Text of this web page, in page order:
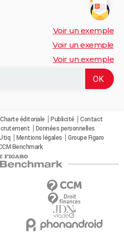
Voir un exemple
Voir un exemple
Voir un exemple
Charte éditoriale Publicité
Contact
Données personnelles
Mentions légales
Groupe Figaro
Benchmark